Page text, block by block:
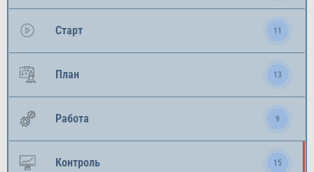
Старт 11
План 13
Работа 9
Контроль 15